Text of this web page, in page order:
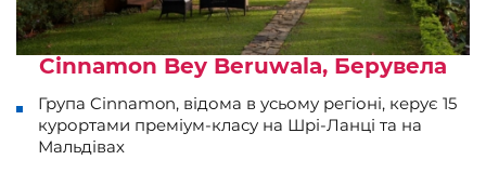
Cinnamon Bey Beruwala, Берувела
Група Cinnamon, відома в усьому регіоні, керує 15
курортами преміум-класу на Шрі-Ланці та на
Мальдівах